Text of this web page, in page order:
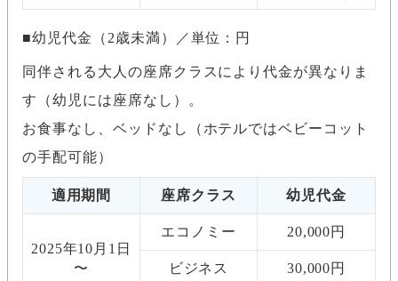
幼児代金（2歳未満）／単位：円
同伴される大人の座席クラスにより代金が異なりま
す（幼児には座席なし）。
お食事なし、ベッドなし（ホテルではベビーコット
の手配可能）
適用期間 座席クラス 幼児代金
2025年10月1日
〜
エコノミー 20,000円
ビジネス 30,000円